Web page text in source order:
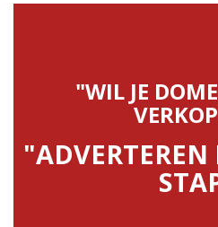
"WIL JE
"ADVERTEREN